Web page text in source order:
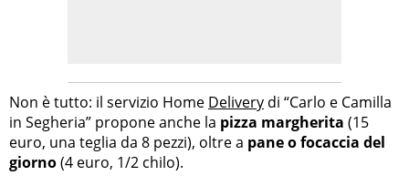
Non è tutto: il servizio Home Delivery di “Carlo e Camilla
in Segheria” propone anche la pizza margherita (15
euro, una teglia da 8 pezzi), oltre a pane o focaccia del
giorno(4 euro, 1/2 chilo).